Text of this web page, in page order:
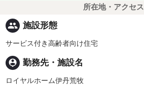
所在地・アクセス
people 施設形態
サービス付き高齢者向け住宅
person_pin 勤務先・施設名
ロイヤルホーム伊丹荒牧